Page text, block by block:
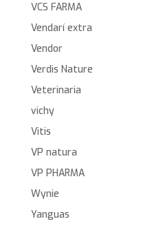
VCS FARMA
Vendarí extra
Vendor
Verdis Nature
Veterinaria
vichy
Vitis
VP natura
VP PHARMA
Wynie
Yanguas